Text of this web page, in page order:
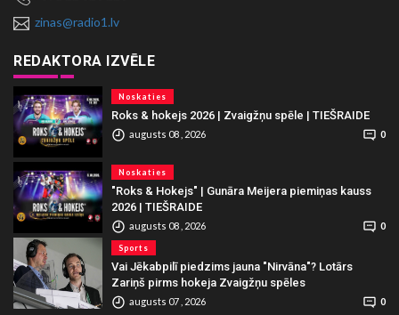
zinas@radio1.lv
REDAKTORA IZVĒLE
Noskaties
Roks & hokejs 2026 | Zvaigžņu spēle | TIEŠRAIDE
augusts 08 , 2026 0
Noskaties
"Roks & Hokejs" | Gunāra Meijera piemiņas kauss
2026 | TIEŠRAIDE
augusts 08 , 2026 0
Sports
Vai Jēkabpilī piedzims jauna "Nirvāna"? Lotārs
Zariņš pirms hokeja Zvaigžņu spēles
augusts 07 , 2026 0